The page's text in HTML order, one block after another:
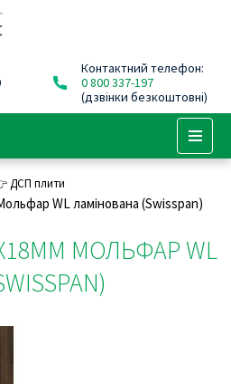
Контактний телефон:
0 800 337-197
(дзвінки безкоштовні)
ДСП плити
WL ламінована (Swisspan)
МОЛЬФАР WL